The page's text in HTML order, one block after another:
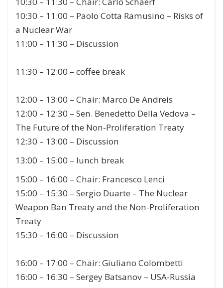
10:30 – 11:00 – Paolo Cotta Ramusino – Risks of
a Nuclear War
11:00 – 11:30 – Discussion
11:30 – 12:00 – coffee break
12:00 – 13:00 – Chair: Marco De Andreis
12:00 – 12:30 – Sen. Benedetto Della Vedova –
The Future of the Non-Proliferation Treaty
12:30 – 13:00 – Discussion
13:00 – 15:00 – lunch break
15:00 – 16:00 – Chair: Francesco Lenci
15:00 – 15:30 – Sergio Duarte – The Nuclear
Weapon Ban Treaty and the Non-­Proliferation
Treaty
15:30 – 16:00 – Discussion
16:00 – 17:00 – Chair: Giuliano Colombetti
16:00 – 16:30 – Sergey Batsanov – USA-Russia